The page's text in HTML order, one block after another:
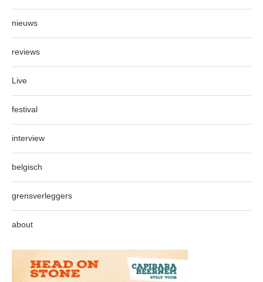
nieuws
reviews
Live
festival
interview
belgisch
grensverleggers
about